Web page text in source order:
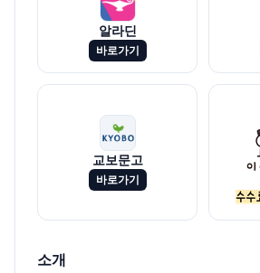
알라딘
바로가기
교보문고
바로가기
소개